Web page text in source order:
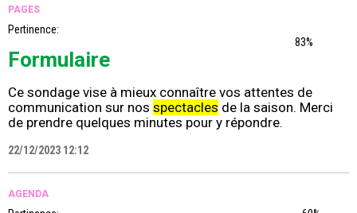
PAGES
Pertinence:
83%
Formulaire
Ce sondage vise à mieux connaître vos attentes de
communication sur nos spectacles de la saison. Merci
de prendre quelques minutes pour y répondre.
22/12/2023 12:12
AGENDA